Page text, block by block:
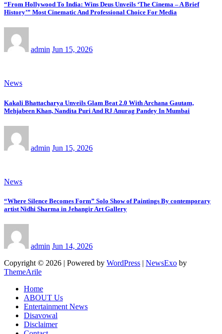
“From Hollywood To India: Wins Deus Unveils ‘The Cinema – A Brief
History’” Most Cinematic And Professional Choice For Media
admin Jun 15, 2026
News
Kakali Bhattacharya Unveils Glam Beat 2.0 With Archana Gautam,
Mehjabeen Khan, Nandita Puri And RJ Anurag Pandey In Mumbai
admin Jun 15, 2026
News
“Where Silence Becomes Form” Solo Show of Paintings By contemporary
artist Nidhi Sharma in Jehangir Art Gallery
admin Jun 14, 2026
Copyright © 2026 | Powered by WordPress | NewsExo by
ThemeArile
Home
ABOUT Us
Entertainment News
Disavowal
Disclaimer